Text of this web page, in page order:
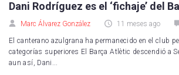
Dani Rodríguez es el ‘fichaje’ del
Marc Álvarez González 11 meses ago
El canterano azulgrana ha permanecido en el club
categorías superiores El Barça Atlètic descendió a
aun así, Dani...